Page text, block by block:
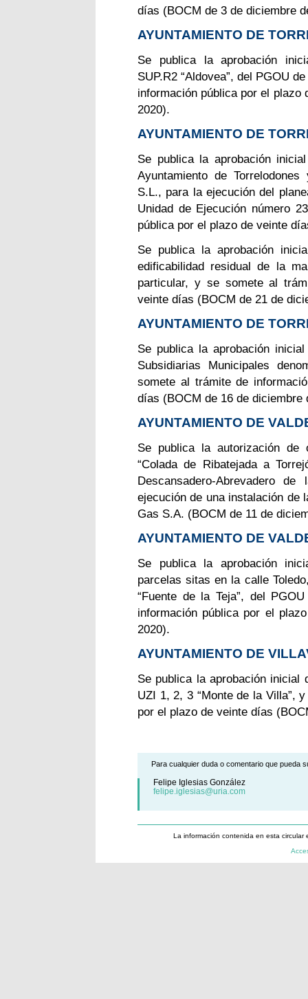
días (BOCM de 3 de diciembre
AYUNTAMIENTO DE
Se publica la aprobación
SUP.R2 “Aldovea”, del PGOU
información pública por el plazo
2020).
AYUNTAMIENTO DE
Se publica la aprobación
Ayuntamiento de
S.L., para la ejecución del
Unidad de Ejecución número
pública por el plazo de veinte
Se publica la aprobación
edificabilidad residual de la
particular, y se somete al
veinte días (BOCM de 21 de
AYUNTAMIENTO DE
Se publica la aprobación
Subsidiarias Municipales
somete al trámite de
días (BOCM de 16 de diciembre
AYUNTAMIENTO DE
Se publica la autorización de
“Colada de Ribatejada a
Descansadero-Abrevadero
ejecución de una instalación de
Gas S.A. (BOCM de 11 de
AYUNTAMIENTO DE
Se publica la aprobación
parcelas sitas en la calle
“Fuente de la Teja”, del
información pública por el
2020).
AYUNTAMIENTO DE
Se publica la aprobación inicial
UZI 1, 2, 3 “Monte de la Villa”,
por el plazo de veinte días
Para cualquier duda o comentario que pueda
Felipe Iglesias González
felipe.iglesias@uria.com
La información contenida en esta